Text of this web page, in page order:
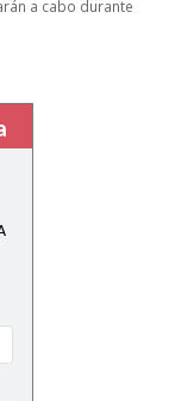
a cabo durante